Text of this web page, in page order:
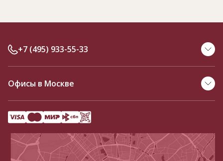
+7 (495) 933-55-33
Офисы в Москве